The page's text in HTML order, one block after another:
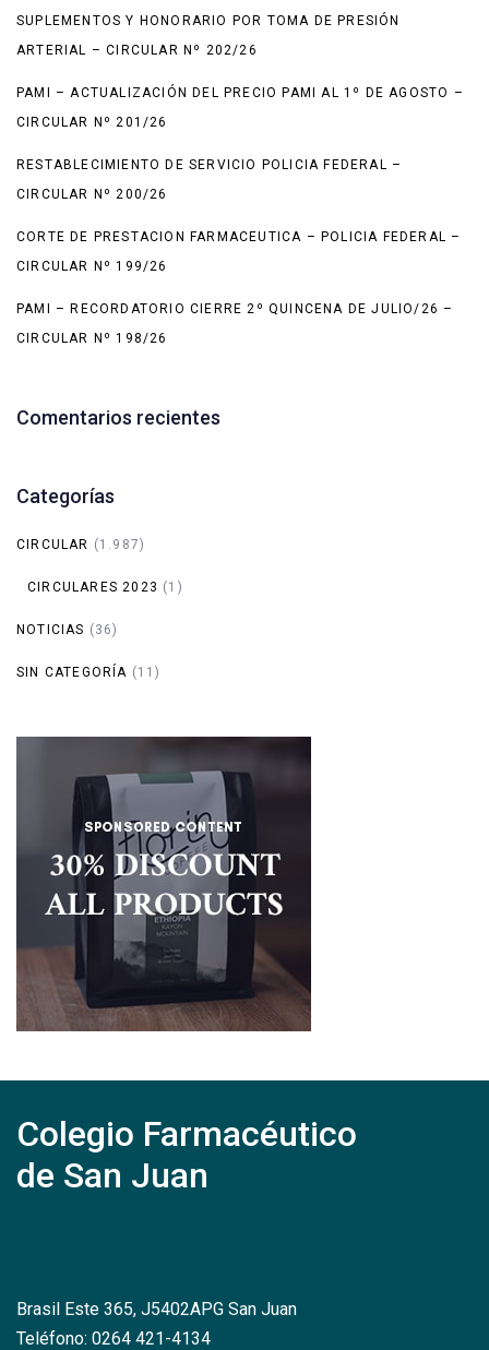
SUPLEMENTOS Y HONORARIO POR TOMA DE PRESIÓN
ARTERIAL – CIRCULAR Nº 202/26
PAMI – ACTUALIZACIÓN DEL PRECIO PAMI AL 1º DE AGOSTO –
CIRCULAR Nº 201/26
RESTABLECIMIENTO DE SERVICIO POLICIA FEDERAL –
CIRCULAR Nº 200/26
CORTE DE PRESTACION FARMACEUTICA – POLICIA FEDERAL –
CIRCULAR Nº 199/26
PAMI – RECORDATORIO CIERRE 2º QUINCENA DE JULIO/26 –
CIRCULAR Nº 198/26
Comentarios recientes
Categorías
CIRCULAR (1.987)
CIRCULARES 2023 (1)
NOTICIAS (36)
SIN CATEGORÍA (11)
Colegio Farmacéutico
de San Juan
Brasil Este 365, J5402APG San Juan
Teléfono: 0264 421-4134